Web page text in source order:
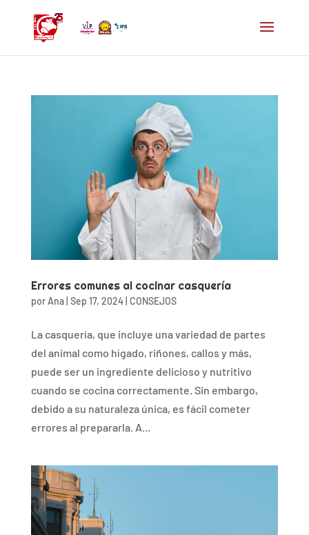
Errores comunes al cocinar casquería
porAna| Sep 17, 2024| CONSEJOS
La casquería, que incluye una variedad de partes
del animal como hígado, riñones, callos y más,
puede ser un ingrediente delicioso y nutritivo
cuando se cocina correctamente. Sin embargo,
debido a su naturaleza única, es fácil cometer
errores al prepararla. A...